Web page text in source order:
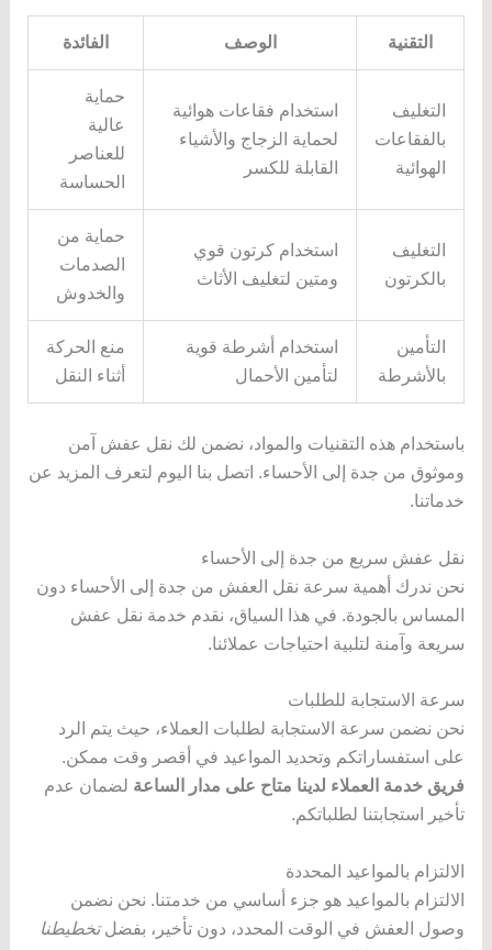
التقنية الوصف الفائدة
التغليف
بالفقاعات
الهوائية
استخدام فقاعات هوائية
لحماية الزجاج والأشياء
القابلة للكسر
حماية
عالية
للعناصر
الحساسة
التغليف
بالكرتون
استخدام كرتون قوي
ومتين لتغليف الأثاث
حماية من
الصدمات
والخدوش
التأمين
بالأشرطة
استخدام أشرطة قوية
لتأمين الأحمال
منع الحركة
أثناء النقل
باستخدام هذه التقنيات والمواد، نضمن لك نقل عفش آمن
وموثوق من جدة إلى الأحساء. اتصل بنا اليوم لتعرف المزيد عن
خدماتنا.
نقل عفش سريع من جدة إلى الأحساء
نحن ندرك أهمية سرعة نقل العفش من جدة إلى الأحساء دون
المساس بالجودة. في هذا السياق، نقدم خدمة نقل عفش
سريعة وآمنة لتلبية احتياجات عملائنا.
سرعة الاستجابة للطلبات
نحن نضمن سرعة الاستجابة لطلبات العملاء، حيث يتم الرد
على استفساراتكم وتحديد المواعيد في أقصر وقت ممكن.
فريق خدمة العملاء لدينا متاح على مدار الساعة لضمان عدم
تأخير استجابتنا لطلباتكم.
الالتزام بالمواعيد المحددة
الالتزام بالمواعيد هو جزء أساسي من خدمتنا. نحن نضمن
وصول العفش في الوقت المحدد، دون تأخير، بفضلتخطيطنا